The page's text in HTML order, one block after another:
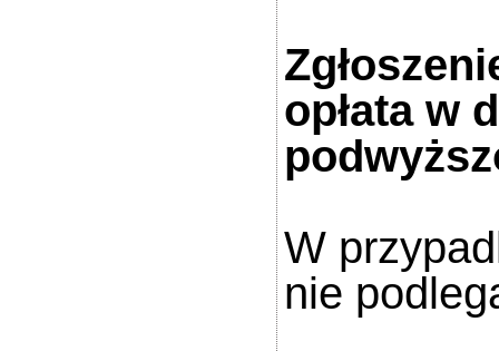
opłata w
W
nie